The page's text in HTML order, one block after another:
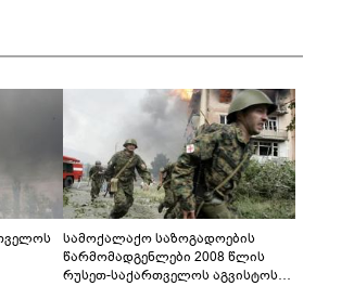
კურსის სტუდენტიც იკითხავს"
არასრულწლოვანმა ჩამოტვირთა
ტექსტებთან ერთად
- შსს ბრალდებულის დაკავების
აქვეყნებს
მელიას სასამართლოს უპატივცემლობის
1 წლით და 6 თვით თავისუფლების
მიესაჯა
სამოქალაქო საზოგადოების
წარმომადგენლები 2008 წლის
რუსეთ-საქართველოს აგვისტოს